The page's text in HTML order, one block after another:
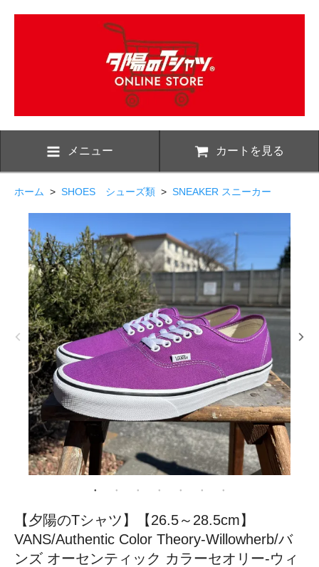
メニュー カートを見る
ホーム > SHOES シューズ類 > SNEAKER スニーカー
【夕陽のTシャツ】【26.5～28.5cm】
VANS/Authentic Color Theory‐Willowherb/バ
ンズ オーセンティック カラーセオリー‐ウィ